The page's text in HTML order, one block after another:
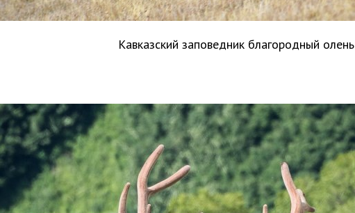
Кавказский заповедник благородный олень